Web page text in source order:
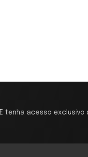
E tenha acesso